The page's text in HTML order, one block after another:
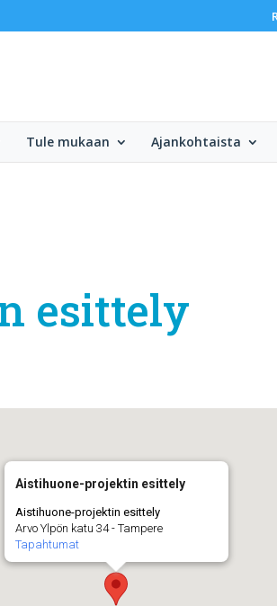
Tule mukaan Ajankohtaista
esittely
Aistihuone-projektin esittely
Aistihuone-projektin esittely
Arvo Ylpön katu 34 - Tampere
Tapahtumat